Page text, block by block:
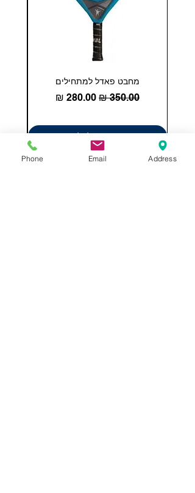
מחבט פאדל למתחילים
מחיר רגיל מחיר מבצע
הוספה לסל
Phone Email Address